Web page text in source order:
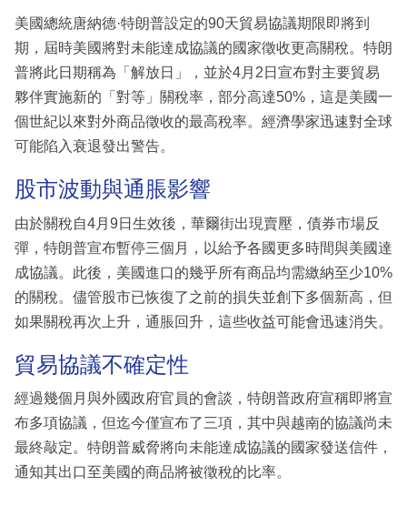
區
美國總統唐納德·特朗普設定的90天貿易協議期限即將到
期，屆時美國將對未能達成協議的國家徵收更高關稅。特朗
普將此日期稱為「解放日」，並於4月2日宣布對主要貿易
夥伴實施新的「對等」關稅率，部分高達50%，這是美國一
個世紀以來對外商品徵收的最高稅率。經濟學家迅速對全球
可能陷入衰退發出警告。
股市波動與通脹影響
由於關稅自4月9日生效後，華爾街出現賣壓，債券市場反
彈，特朗普宣布暫停三個月，以給予各國更多時間與美國達
成協議。此後，美國進口的幾乎所有商品均需繳納至少10%
的關稅。儘管股市已恢復了之前的損失並創下多個新高，但
如果關稅再次上升，通脹回升，這些收益可能會迅速消失。
貿易協議不確定性
經過幾個月與外國政府官員的會談，特朗普政府宣稱即將宣
布多項協議，但迄今僅宣布了三項，其中與越南的協議尚未
最終敲定。特朗普威脅將向未能達成協議的國家發送信件，
通知其出口至美國的商品將被徵稅的比率。